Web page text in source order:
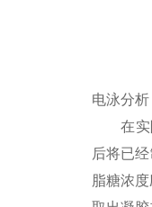
电泳分析
在实际
后将已
脂糖浓